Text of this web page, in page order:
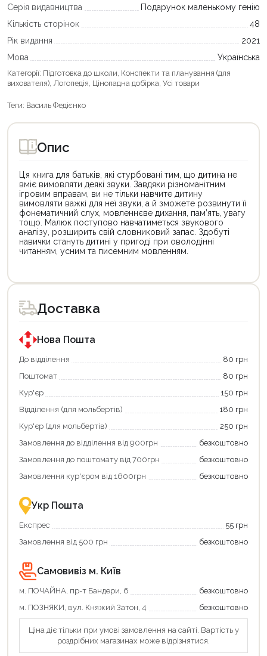
Серія видавництва
Подарунок маленькому генію
Кількість сторінок
48
Рік видання
2021
Мова
Українська
Категорії: Підготовка до школи Конспекти та планування (для
вихователя) Логопедія Цінопадна добірка Усі товари
Теги: Василь Федієнко
Опис
Ця книга для батьків, які стурбовані тим, що дитина не
вміє вимовляти деякі звуки. Завдяки різноманітним
ігровим вправам, ви не тільки навчите дитину
вимовляти важкі для неї звуки, а й зможете розвинути її
фонематичний слух, мовленнєве дихання, пам’ять, увагу
тощо. Малюк поступово навчатиметься звукового
аналізу, розширить свій словниковий запас. Здобуті
навички стануть дитині у пригоді при оволодінні
читанням, усним та писемним мовленням.
товар
для
покупки
державною
програмою
єКнига.
Використовуйте
карту
щоб
зекономити
та
отримати
переваги!
картою
єКнига
–
зручно
та
Доставка
Нова Пошта
До відділення
80 грн
Поштомат
80 грн
Кур'єр
150 грн
Відділення (для мольбертів)
180 грн
Кур'єр (для мольбертів)
250 грн
Замовлення до відділення від 900грн
безкоштовно
Замовлення до поштомату від 700грн
безкоштовно
Замовлення кур'єром від 1600грн
безкоштовно
Укр Пошта
Експрес
55 грн
Замовлення від 500 грн
безкоштовно
Самовивіз м. Київ
м. ПОЧАЙНА, пр-т Бандери, 6
безкоштовно
м. ПОЗНЯКИ, вул. Княжий Затон, 4
безкоштовно
Ціна діє тільки при умові замовлення на сайті. Вартість у
роздрібних магазинах може відрізнятися.